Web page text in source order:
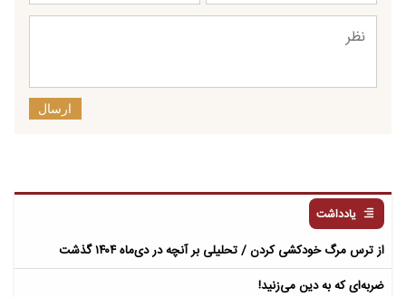
ارسال
یادداشت
از ترس مرگ خودکشی کردن / تحلیلی بر آنچه در دی‌ماه ۱۴۰۴ گذشت
ضربه‌ای که به دین می‌زنید!